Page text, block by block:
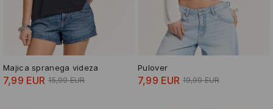
Majica spranega videza
7,99 EUR 15,99 EUR
Pulover
7,99 EUR 19,99 EUR